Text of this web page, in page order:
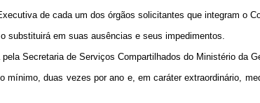
de cada um dos órgãos solicitantes que integram o
substituirá em suas ausências e seus impedimentos.
Secretaria de Serviços Compartilhados do Ministério da
duas vezes por ano e, em caráter extraordinário,